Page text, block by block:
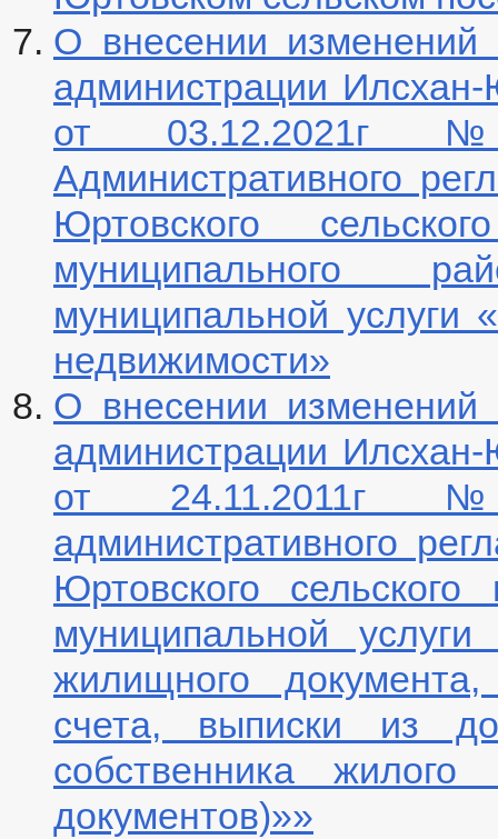
Муниципальные услуги
Стандарты муниципальных услуг
Прием граждан
Обращение к главе
График приема граждан
Обзоры обращений граждан
Форма обращений и заявлений
Порядок рассмотрения обращений
О внесении изменений
администрации Илсхан-
от 03.12.2021г
Административного
Юртовского
муниципального
муниципальной услуги
недвижимости»
О внесении изменений
администрации Илсхан-
от 24.11.2011г
административного
Юртовского
муниципальной
жилищного
счета, выписки из
собственника
документов)»»